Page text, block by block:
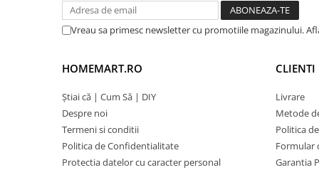
Vreau sa primesc newsletter cu promotiile magazinului.
HOMEMART.RO
Știai că | Cum Să | DIY
Despre noi
Termeni si conditii
Politica de Confidentialitate
Protectia datelor cu caracter personal
CLIENTI
Livrare
Metode
Politica
Formular
Garantia